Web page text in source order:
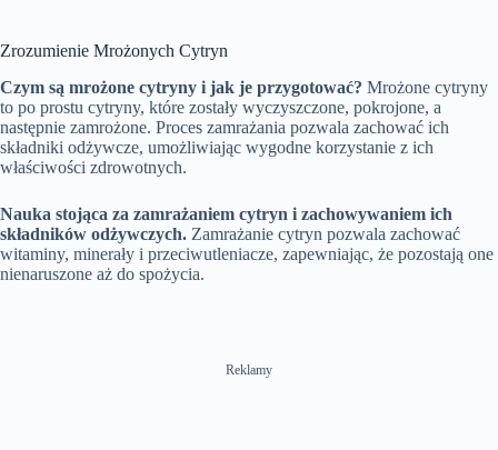
Zrozumienie Mrożonych Cytryn
Czym są mrożone cytryny i jak je przygotować? Mrożone cytryny
to po prostu cytryny, które zostały wyczyszczone, pokrojone, a
następnie zamrożone. Proces zamrażania pozwala zachować ich
składniki odżywcze, umożliwiając wygodne korzystanie z ich
właściwości zdrowotnych.
Nauka stojąca za zamrażaniem cytryn i zachowywaniem ich
składników odżywczych. Zamrażanie cytryn pozwala zachować
witaminy, minerały i przeciwutleniacze, zapewniając, że pozostają one
nienaruszone aż do spożycia.
Reklamy